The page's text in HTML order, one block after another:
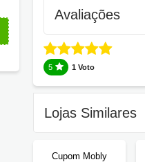
Avaliações
5 1 Voto
Lojas Similares
Cupom Mobly